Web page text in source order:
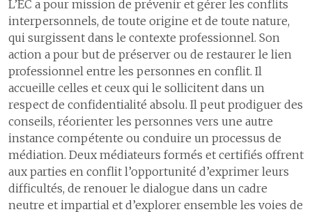
patiente ou du patient
La satisfaction des patientes
ou patients et des proches
Espace de médiation entre
patients, proches &
professionnels
4.6
La gestion des événements
critiques et indésirables
L’efficacité et l’efficience des soins
Les délais de prise en charge aux urgences
Les délais de prise en charge en cas d’infarctus du myocarde
Les délais de prise en charge en cas d'accident vasculaire cérébral
3.3
Prix et
distinctions
S’ouvrir au monde
Communiquer pour mieux
partager
Activités culturelles
6
Construire l’hôpital de
demain
Assurer la logistique
8
Développer les systèmes
d’information
9 Comptes
écoute et
médiation
Pratiques
alternatives de
travail
Attractivité et
marque
Aller au-delà de nos missions
L’EC a pour mission de prévenir et gérer les conflits
interpersonnels, de toute origine et de toute nature,
qui surgissent dans le contexte professionnel. Son
action a pour but de préserver ou de restaurer le lien
professionnel entre les personnes en conflit. Il
accueille celles et ceux qui le sollicitent dans un
respect de confidentialité absolu. Il peut prodiguer des
conseils, réorienter les personnes vers une autre
instance compétente ou conduire un processus de
médiation. Deux médiateurs formés et certifiés offrent
aux parties en conflit l’opportunité d’exprimer leurs
difficultés, de renouer le dialogue dans un cadre
neutre et impartial et d’explorer ensemble les voies de